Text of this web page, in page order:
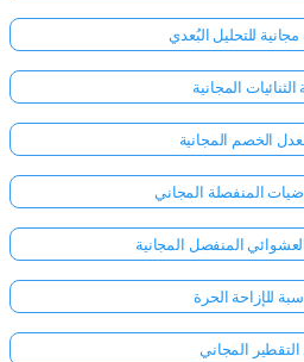
للتحليل البُعدي
المجانية
الخصم المجانية
المنفصلة المجاني
المنفصل المجانية
للإزاحة الحرة
التقطير المجاني